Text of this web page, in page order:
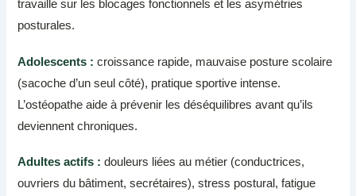
travaille sur les blocages fonctionnels et les asymétries
posturales.
Adolescents : croissance rapide, mauvaise posture scolaire
(sacoche d’un seul côté), pratique sportive intense.
L’ostéopathe aide à prévenir les déséquilibres avant qu’ils
deviennent chroniques.
Adultes actifs : douleurs liées au métier (conductrices,
ouvriers du bâtiment, secrétaires), stress postural, fatigue